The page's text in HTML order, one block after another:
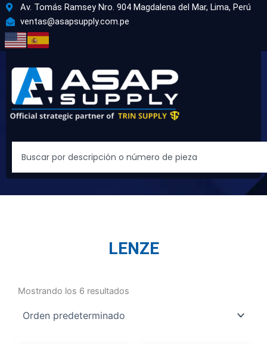
contenido
Av. Tomás Ramsey Nro. 904 Magdalena del Mar, Lima, Perú
ventas@asapsupply.com.pe
LENZE
Mostrando los 6 resultados